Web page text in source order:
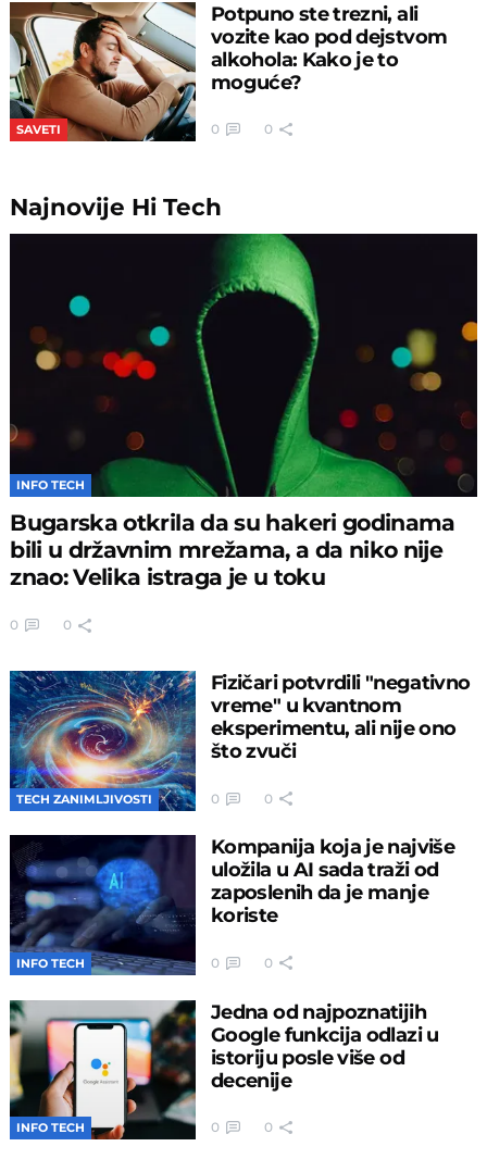
SAVETI
Potpuno ste trezni, ali
vozite kao pod dejstvom
alkohola: Kako je to
moguće?
0 0
Najnovije Hi Tech
INFO TECH
Bugarska otkrila da su hakeri godinama
bili u državnim mrežama, a da niko nije
znao: Velika istraga je u toku
0 0
TECH ZANIMLJIVOSTI
Fizičari potvrdili "negativno
vreme" u kvantnom
eksperimentu, ali nije ono
što zvuči
0 0
INFO TECH
Kompanija koja je najviše
uložila u AI sada traži od
zaposlenih da je manje
koriste
0 0
INFO TECH
Jedna od najpoznatijih
Google funkcija odlazi u
istoriju posle više od
decenije
0 0